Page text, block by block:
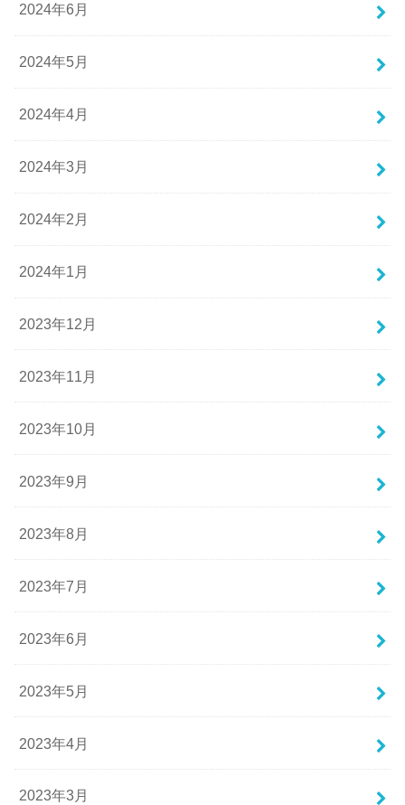
2024年6月
2024年5月
2024年4月
2024年3月
2024年2月
2024年1月
2023年12月
2023年11月
2023年10月
2023年9月
2023年8月
2023年7月
2023年6月
2023年5月
2023年4月
2023年3月